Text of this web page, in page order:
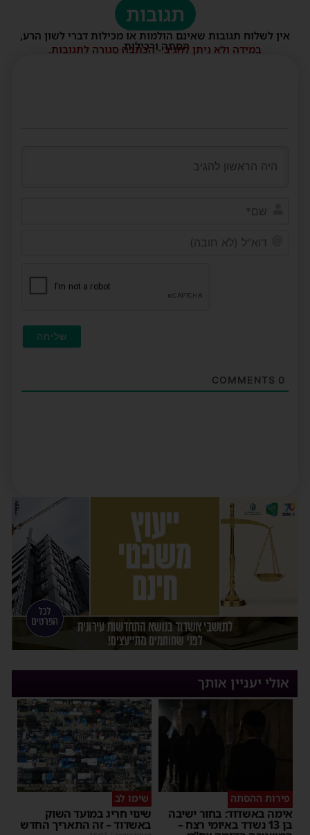
תגובות
אין לשלוח תגובות שאינם הולמות או מכילות דברי לשון הרע,
הסתה ורכילות.
במידה ולא ניתן להגיב - הכתבה סגורה לתגובות.
0
אולי יעניין אותך
פירות ההסתה
אימה באשדוד: בחור ישיבה
בן 13 נשדד באיומי רצח –
שימו לב
שינוי חריג במועד השוק
באשדוד – זה התאריך החדש